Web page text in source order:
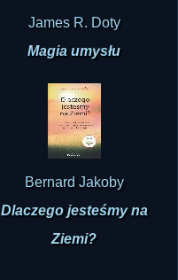
James R. Doty
Magia umysłu
Bernard Jakoby
Dlaczego jesteśmy na
Ziemi?